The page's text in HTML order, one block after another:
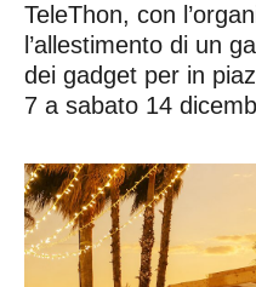
TeleThon, con
l’allestimento di un
dei gadget per in
7 a sabato 14